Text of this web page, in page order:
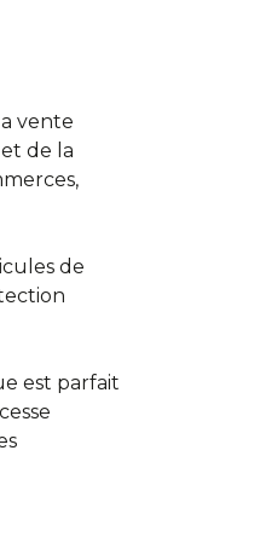
vente
de la
de
est parfait